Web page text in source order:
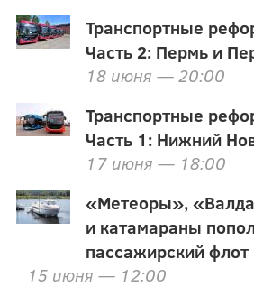
Транспортные
Часть 2: Пермь и
18 июня — 20:00
Транспортные
Часть 1: Нижний
17 июня — 18:00
«Метеоры»,
и катамараны
пассажирский флот
15 июня — 12:00